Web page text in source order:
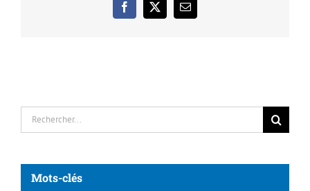
Facebook
X Email
Rechercher:
Mots-clés